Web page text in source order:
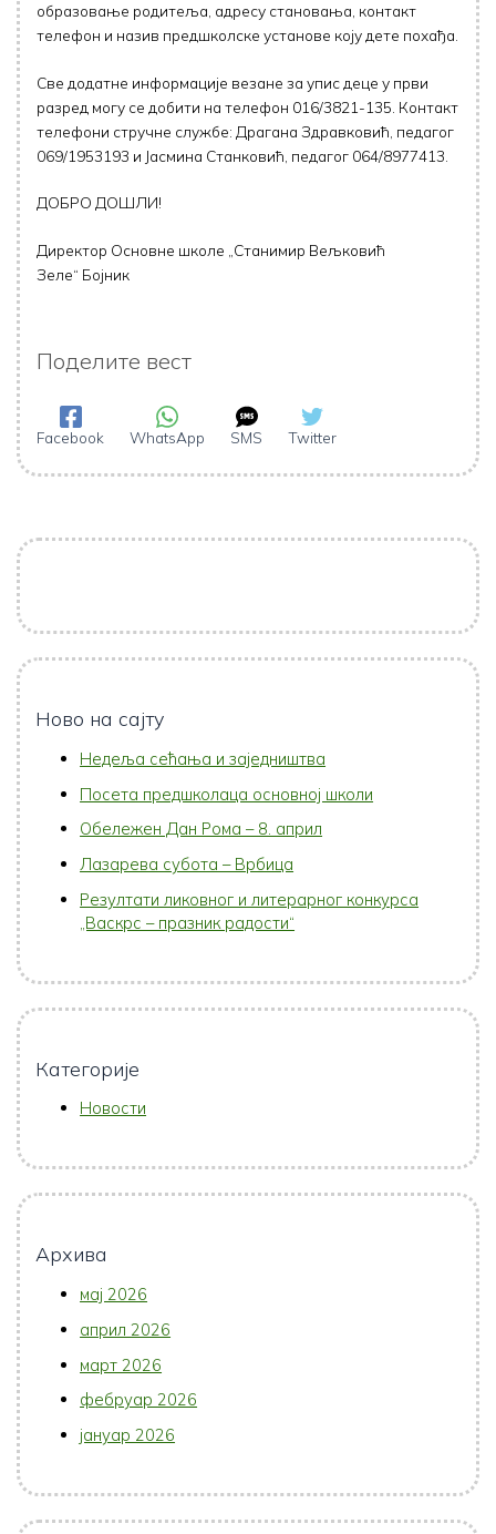
образовање родитеља, адресу становања, контакт
телефон и назив предшколске установе коју дете похађа.
Све додатне информације везане за упис деце у први
разред могу се добити на телефон 016/3821-135. Контакт
телефони стручне службе: Драгана Здравковић, педагог
069/1953193 и Јасмина Станковић, педагог 064/8977413.
ДОБРО ДОШЛИ!
Директор Основне школе „Станимир Вељковић
Зеле“ Бојник
Поделите вест
Facebook WhatsApp SMS Twitter
Ново на сајту
Недеља сећања и заједништва
Посета предшколаца основној школи
Обележен Дан Рома – 8. април
Лазарева субота – Врбица
Резултати ликовног и литерарног конкурса
„Васкрс – празник радости“
Категорије
Новости
Архива
мај 2026
април 2026
март 2026
фебруар 2026
јануар 2026